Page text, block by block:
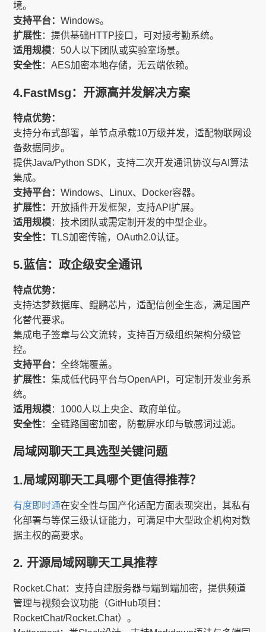
境。
支持平台：Windows。
扩展性：提供基础HTTP接口，可对接考勤系统。
适用规模：50人以下团队或实验室场景。
安全性：AES加密本地存储，无云端依赖。
4.FastMsg：开源高并发解决方案
特点优势：
支持分布式部署，单节点承载10万级并发，适配物联网设
备数据同步。
提供Java/Python SDK，支持二次开发通讯协议与AI算法
集成。
支持平台：Windows、Linux、Docker容器。
扩展性：开放插件开发框架，支持API扩展。
适用规模：技术团队或需定制开发的中型企业。
安全性：TLS加密传输，OAuth2.0认证。
5.蓝信：政企级安全通讯
特点优势：
支持达梦数据库、鲲鹏芯片，适配信创全生态，满足国产
化替代要求。
集成电子签章与公文流转，支持百万级组织架构分级管
控。
支持平台：全终端覆盖。
扩展性：集成低代码平台与OpenAPI，可定制开发业务系
统。
适用规模：1000人以上央企、政府单位。
安全性：全链路国密加密，防截屏水印与敏感词过滤。
局域网聊天工具选型关键问题
1.局域网聊天工具哪个更值得推荐？
有度即时通在安全性与国产化适配方面表现突出，其私有
化部署与等保三级认证能力，可满足中大型政企机构对数
据主权的高要求。
2. 开源局域网聊天工具推荐
Rocket.Chat：支持自建服务器与端到端加密，提供频道
管理与视频会议功能（GitHub项目：
RocketChat/Rocket.Chat）。